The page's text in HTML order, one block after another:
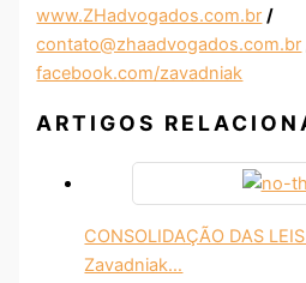
www.ZHadvogados.com.br /
contato@zhaadvogados.com.br
facebook.com/zavadniak
ARTIGOS
CONSOLIDAÇÃO DAS
Zavadniak…